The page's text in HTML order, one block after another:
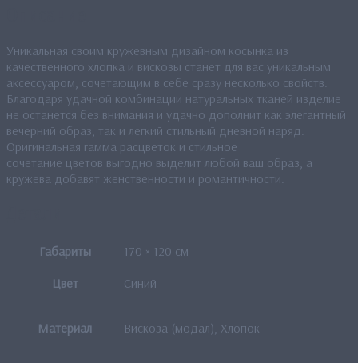
Уникальная своим кружевным дизайном косынка из
качественного хлопка и вискозы станет для вас уникальным
аксессуаром, сочетающим в себе сразу несколько свойств.
Благодаря удачной комбинации натуральных тканей изделие
не останется без внимания и удачно дополнит как элегантный
вечерний образ, так и легкий стильный дневной наряд.
Оригинальная гамма расцветок и стильное
сочетание цветов выгодно выделит любой ваш образ, а
кружева добавят женственности и романтичности.
Габариты
170 × 120 см
Цвет
Синий
Материал Вискоза (модал), Хлопок